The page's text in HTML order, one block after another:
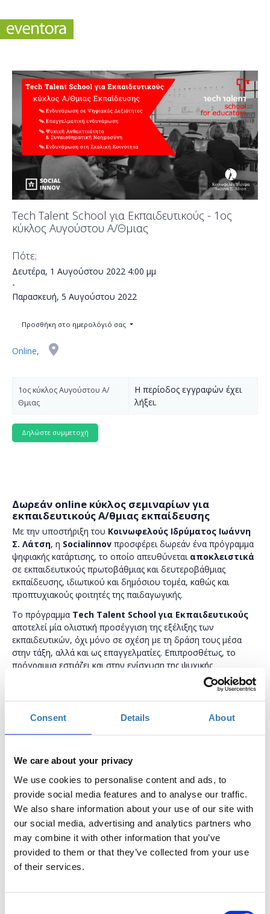
Consent Details About
We care about your privacy
We use cookies to personalise content and ads, to
provide social media features and to analyse our traffic.
We also share information about your use of our site with
our social media, advertising and analytics partners who
may combine it with other information that you’ve
provided to them or that they’ve collected from your use
of their services.
Tech Talent School για Εκπαιδευτικούς - 1ος
κύκλος Αυγούστου Α/Θμιας
Πότε;
Δευτέρα, 1 Αυγούστου 2022 4:00 μμ
-
Παρασκευή, 5 Αυγούστου 2022
Προσθήκη στο ημερολόγιό σας
Online,
1ος κύκλος Αυγούστου Α/
Θμιας
Η περίοδος εγγραφών έχει
λήξει.
Δωρεάν online κύκλος σεμιναρίων για
εκπαιδευτικούς Α/θμιας εκπαίδευσης
Με την υποστήριξη του Κοινωφελούς Ιδρύματος Ιωάννη
Σ. Λάτση, η Socialinnov προσφέρει δωρεάν ένα πρόγραμμα
ψηφιακής κατάρτισης, το οποίο απευθύνεται αποκλειστικά
σε εκπαιδευτικούς πρωτοβάθμιας και δευτεροβάθμιας
εκπαίδευσης, ιδιωτικού και δημόσιου τομέα, καθώς και
προπτυχιακούς φοιτητές της παιδαγωγικής.
Το πρόγραμμα Tech Talent School για Εκπαιδευτικούς
αποτελεί μία ολιστική προσέγγιση της εξέλιξης των
εκπαιδευτικών, όχι μόνο σε σχέση με τη δράση τους μέσα
στην τάξη, αλλά και ως επαγγελματίες. Επιπροσθέτως, το
πρόγραμμα εστιάζει και στην ενίσχυση της ψυχικής
ανθεκτικότητας των εκπαιδευτικών, καθώς ανήκουν σε ομάδα
υψηλού κινδύνου για την εμφάνιση του συνδρόμου της
επαγγελματικής εξουθένωσης.
Το πρόγραμμα τελεί υπό την αιγίδα του
Υπουργείου
Παιδείας και Θρησκευμάτων.
Οι συμμετέχοντες του προγράμματος θα κληθούν να
παρακολουθήσουν τα δωρεάν σεμινάρια και των τεσσάρων
πυλώνων του προγράμματος:
1. Ενδυνάμωση σε Ψηφιακές Δεξιότητες
2. Επαγγελματική Ενδυνάμωση
3. Ψυχική Ανθεκτικότητα & Συναισθηματική
Νοημοσύνη
4. Ενδυνάμωση στη Σχολική Κοινότητα
-